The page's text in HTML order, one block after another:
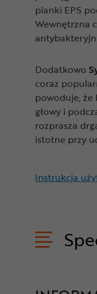
pianki EPS
Wewnętrzna
Dodatkowo
coraz
powoduje, że
głowy i
rozprasza
istotne przy
Instrukcja